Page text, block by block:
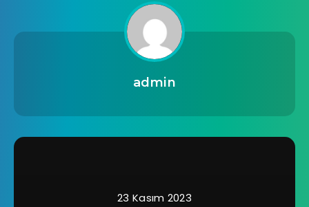
admin
23 Kasım 2023